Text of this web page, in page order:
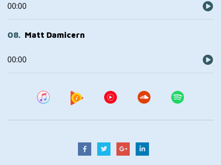
Player
00:00
08 Matt Damicern
Player
00:00